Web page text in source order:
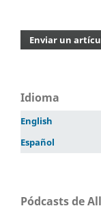
Enviar un
Idioma
English
Español
Pódcasts de